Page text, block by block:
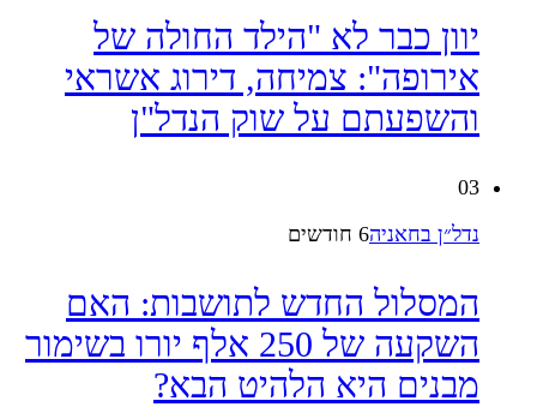
יוון כבר לא "הילד החולה של
אירופה": צמיחה, דירוג אשראי
והשפעתם על שוק הנדל"ן
03
נדל״ן בחאניה6 חודשים
המסלול החדש לתושבות: האם
השקעה של 250 אלף יורו בשימור
מבנים היא הלהיט הבא?